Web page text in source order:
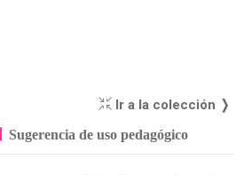
Ir a la colección ❭
Sugerencia de uso pedagógico